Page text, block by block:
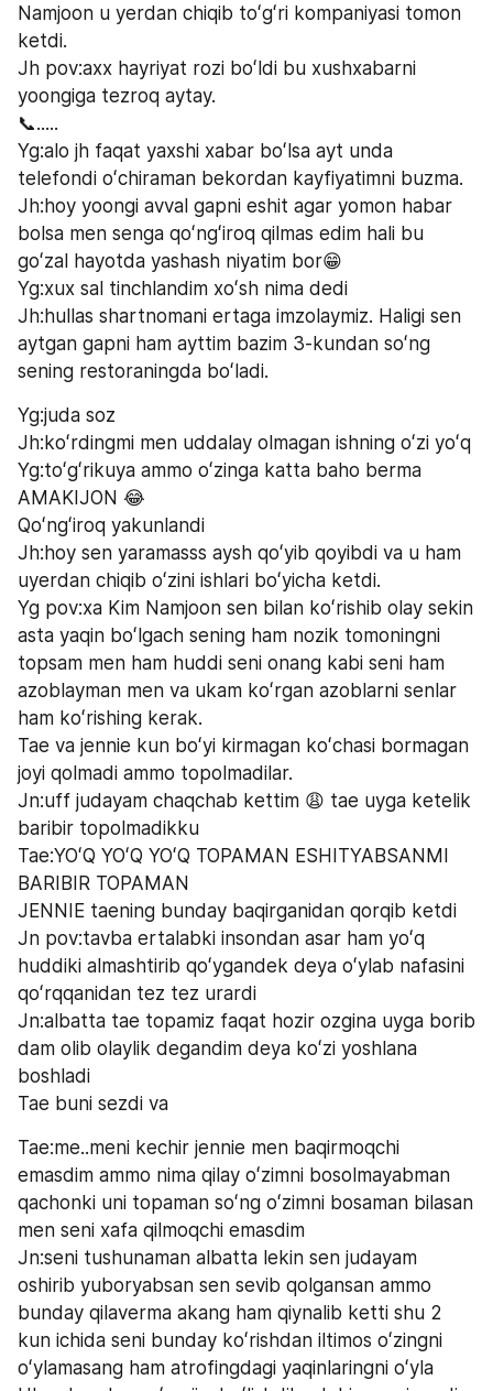
Namjoon u yerdan chiqib toʻgʻri kompaniyasi tomon
ketdi.
Jh pov:axx hayriyat rozi boʻldi bu xushxabarni
yoongiga tezroq aytay.
📞.....
Yg:alo jh faqat yaxshi xabar boʻlsa ayt unda
telefondi oʻchiraman bekordan kayfiyatimni buzma.
Jh:hoy yoongi avval gapni eshit agar yomon habar
bolsa men senga qoʻngʻiroq qilmas edim hali bu
goʻzal hayotda yashash niyatim bor😁
Yg:xux sal tinchlandim xoʻsh nima dedi
Jh:hullas shartnomani ertaga imzolaymiz. Haligi sen
aytgan gapni ham ayttim bazim 3-kundan soʻng
sening restoraningda boʻladi.
Yg:juda soz
Jh:koʻrdingmi men uddalay olmagan ishning oʻzi yoʻq
Yg:toʻgʻrikuya ammo oʻzinga katta baho berma
AMAKIJON 😂
Qoʻngʻiroq yakunlandi
Jh:hoy sen yaramasss aysh qoʻyib qoyibdi va u ham
uyerdan chiqib oʻzini ishlari boʻyicha ketdi.
Yg pov:xa Kim Namjoon sen bilan koʻrishib olay sekin
asta yaqin boʻlgach sening ham nozik tomoningni
topsam men ham huddi seni onang kabi seni ham
azoblayman men va ukam koʻrgan azoblarni senlar
ham koʻrishing kerak.
Tae va jennie kun boʻyi kirmagan koʻchasi bormagan
joyi qolmadi ammo topolmadilar.
Jn:uff judayam chaqchab kettim 😩 tae uyga ketelik
baribir topolmadikku
Tae:YOʻQ YOʻQ YOʻQ TOPAMAN ESHITYABSANMI
BARIBIR TOPAMAN
JENNIE taening bunday baqirganidan qorqib ketdi
Jn pov:tavba ertalabki insondan asar ham yoʻq
huddiki almashtirib qoʻygandek deya oʻylab nafasini
qoʻrqqanidan tez tez urardi
Jn:albatta tae topamiz faqat hozir ozgina uyga borib
dam olib olaylik degandim deya koʻzi yoshlana
boshladi
Tae buni sezdi va
Tae:me..meni kechir jennie men baqirmoqchi
emasdim ammo nima qilay oʻzimni bosolmayabman
qachonki uni topaman soʻng oʻzimni bosaman bilasan
men seni xafa qilmoqchi emasdim
Jn:seni tushunaman albatta lekin sen judayam
oshirib yuboryabsan sen sevib qolgansan ammo
bunday qilaverma akang ham qiynalib ketti shu 2
kun ichida seni bunday koʻrishdan iltimos oʻzingni
oʻylamasang ham atrofingdagi yaqinlaringni oʻyla